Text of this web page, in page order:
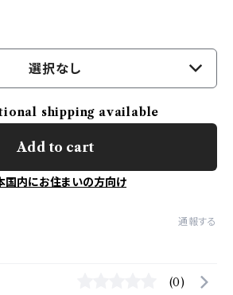
選択なし
shipping available
Add to cart
国内にお住まいの方向け
通報する
(0)